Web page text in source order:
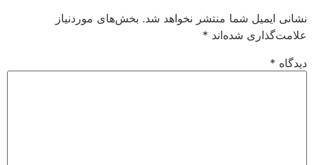
نشانی ایمیل شما منتشر نخواهد شد. بخش‌های موردنیاز
علامت‌گذاری شده‌اند *
دیدگاه *